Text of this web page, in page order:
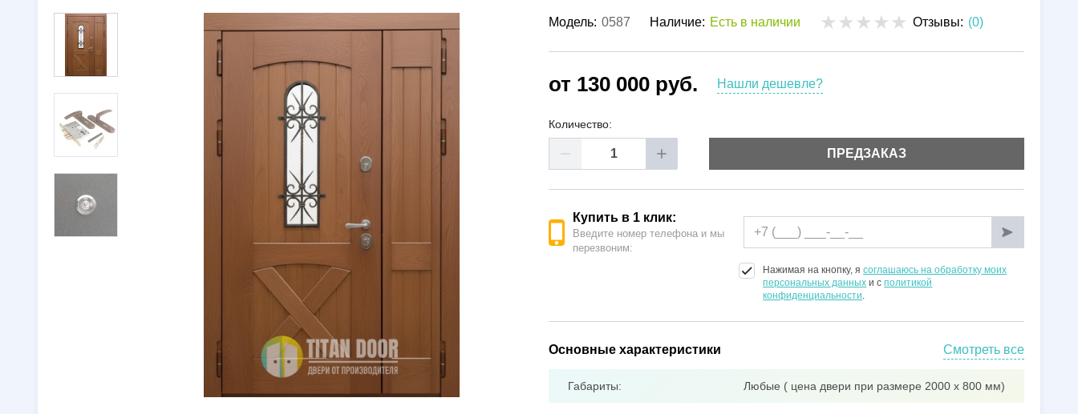
Двери с ковкой
Двери со стеклом
Двустворчатые двери (32) 🔖 РАСПРОДАЖА ДВЕРЕЙ
Установка
Модель: 0587 Наличие: Есть в наличии Отзывы: (0)
от 130 000 руб. Нашли дешевле?
Количество:
ПРЕДЗАКАЗ
Купить в 1 клик:
Введите номер телефона и мы
перезвоним:
Нажимая на кнопку, ясоглашаюсь на обработку моих
персональных данных и сполитикой
конфиденциальности.
Основные характеристики Смотреть все
Габариты: Любые ( цена двери при размере 2000 х 800 мм)